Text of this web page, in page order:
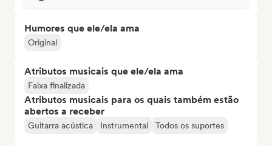
Humores que ele/ela ama
Original
Atributos musicais que ele/ela ama
Faixa finalizada
Atributos musicais para os quais também estão
abertos a receber
Guitarra acústica Instrumental Todos os suportes